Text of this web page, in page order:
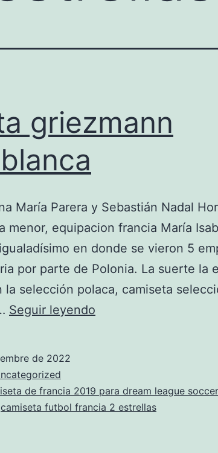
griezmann
María Parera y Sebastián Nadal
menor, equipacion francia María
en donde se vieron 5
por parte de Polonia. La suerte la
la selección polaca, camiseta
Seguir leyendo
de 2022
de francia 2019 para dream league soccer
camiseta futbol francia 2 estrellas